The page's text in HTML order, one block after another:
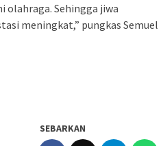
olahraga. Sehingga jiwa
meningkat,” pungkas Semuel
SEBARKAN